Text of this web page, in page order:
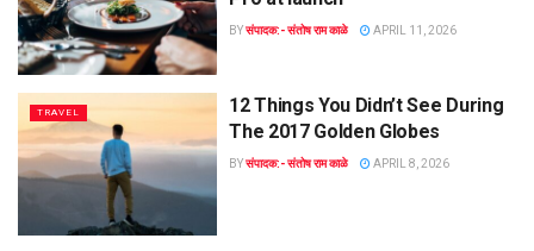
BYसंपादक:- संतोष राम काळे APRIL 11, 2026
TRAVEL
12 Things You Didn’t See During
The 2017 Golden Globes
BYसंपादक:- संतोष राम काळे APRIL 8, 2026